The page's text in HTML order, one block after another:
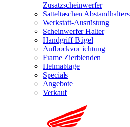
Zusatzscheinwerfer
Satteltaschen Abstandhalters
Werkstatt-Ausrüstung
Scheinwerfer Halter
Handgriff Bügel
Aufbockvorrichtung
Frame Zierblenden
Helmablage
Specials
Angebote
Verkauf